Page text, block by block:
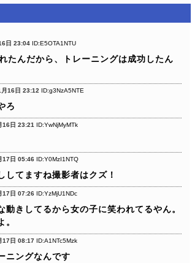
日 23:04 ID:E5OTA1NTU
たんだから、トレーニングは成功したん
16日 23:12 ID:g3NzA5NTE
ろ
16日 23:21 ID:YwNjMyMTk
17日 05:46 ID:Y0MzI1NTQ
してますね撮影者はクズ！
17日 07:26 ID:YzMjU1NDc
動きしてるから女の子に笑われてるやん。
。
17日 08:17 ID:A1NTc5Mzk
ニングなんです